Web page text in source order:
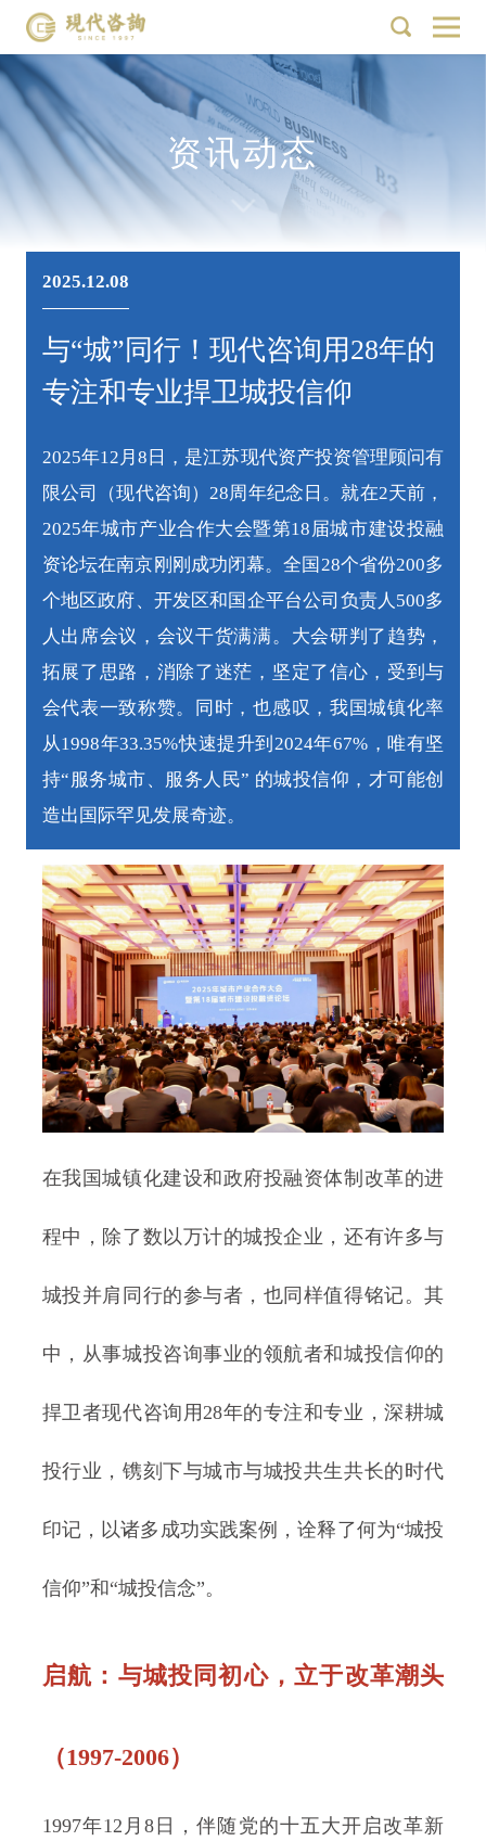
资讯动态
2025.12.08
与“城”同行！现代咨询用28年的
专注和专业捍卫城投信仰
2025年12月8日，是江苏现代资产投资管理顾问有
限公司（现代咨询）28周年纪念日。就在2天前，
2025年城市产业合作大会暨第18届城市建设投融
资论坛在南京刚刚成功闭幕。全国28个省份200多
个地区政府、开发区和国企平台公司负责人500多
人出席会议，会议干货满满。大会研判了趋势，
拓展了思路，消除了迷茫，坚定了信心，受到与
会代表一致称赞。同时，也感叹，我国城镇化率
从1998年33.35%快速提升到2024年67%，唯有坚
持“服务城市、服务人民” 的城投信仰，才可能创
造出国际罕见发展奇迹。
在我国城镇化建设和政府投融资体制改革的进
程中，除了数以万计的城投企业，还有许多与
城投并肩同行的参与者，也同样值得铭记。其
中，从事城投咨询事业的领航者和城投信仰的
捍卫者现代咨询用28年的专注和专业，深耕城
投行业，镌刻下与城市与城投共生共长的时代
印记，以诸多成功实践案例，诠释了何为“城投
信仰”和“城投信念”。
启航： 与城投同初心，立于改革潮头
（1997-2006）
1997年12月8日，伴随党的十五大开启改革新